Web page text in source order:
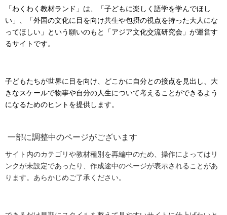
「わくわく教材ランド」は、「子どもに楽しく語学を学んでほし
い」、「外国の文化に目を向け共生や包摂の視点を持った大人にな
ってほしい」という願いのもと「アジア文化交流研究会」が運営す
るサイトです。
子どもたちが世界に目を向け、どこかに自分との接点を見出し、大
きなスケールで物事や自分の人生について考えることができるよう
になるためのヒントを提供します。
一部に調整中のページがございます
サイト内のカテゴリや教材種別を再編中のため、操作によってはリ
ンクが未設定であったり、作成途中のページが表示されることがあ
ります。あらかじめご了承ください。